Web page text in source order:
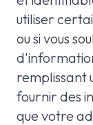
utiliser
ou si vous
remplissant
fournir des
que votre